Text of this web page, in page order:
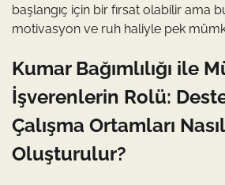
başlangıç için bir fırsat olabilir ama
motivasyon ve ruh haliyle pek
Kumar Bağımlılığı ile
İşverenlerin Rolü:
Çalışma Ortamları Nasıl
Oluşturulur?